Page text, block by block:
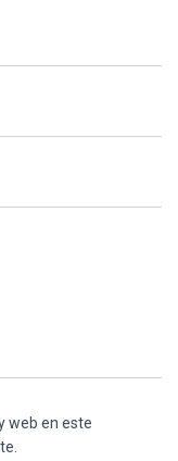
web en este